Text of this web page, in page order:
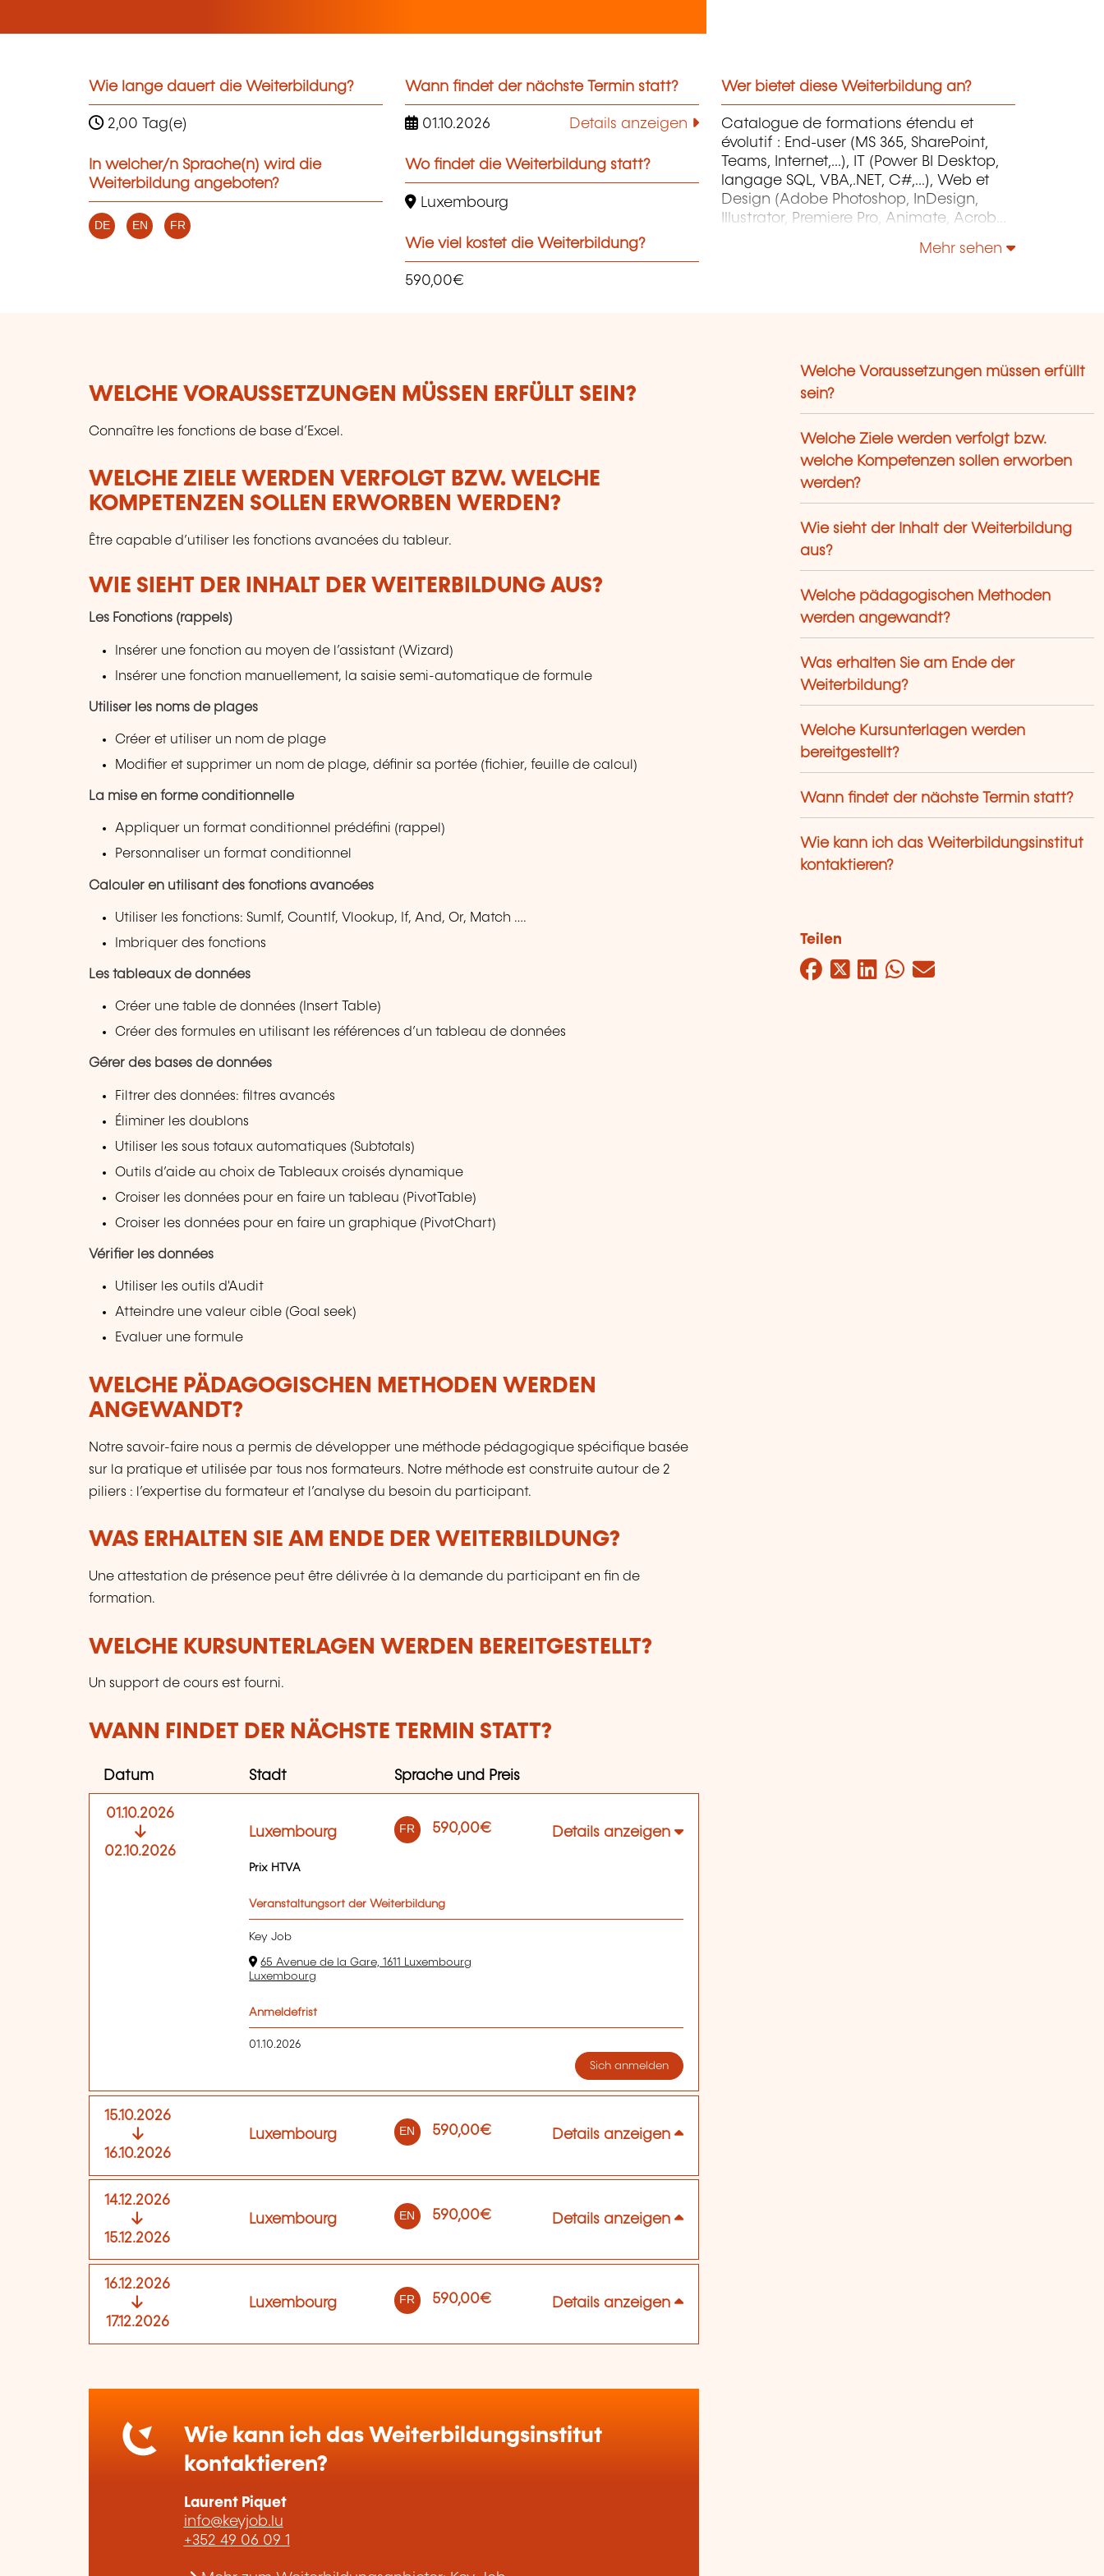
Wie lange dauert die Weiterbildung?
2,00 Tag(e)
In welcher/n Sprache(n) wird die
Weiterbildung angeboten?
DE EN FR
Wann findet der nächste Termin statt?
01.10.2026 Details anzeigen
Wo findet die Weiterbildung statt?
Luxembourg
Wie viel kostet die Weiterbildung?
590,00€
Wer bietet diese Weiterbildung an?
Catalogue de formations étendu et
évolutif : End-user (MS 365, SharePoint,
Teams, Internet,...), IT (Power BI Desktop,
langage SQL, VBA,.NET, C#,...), Web et
Design (Adobe Photoshop, InDesign,
Illustrator, Premiere Pro, Animate, Acrobat
Project Management (MS Project)
Mehr sehen
WELCHE VORAUSSETZUNGEN MÜSSEN ERFÜLLT SEIN?
Connaître les fonctions de base d’Excel.
WELCHE ZIELE WERDEN VERFOLGT BZW. WELCHE
KOMPETENZEN SOLLEN ERWORBEN WERDEN?
Être capable d’utiliser les fonctions avancées du tableur.
WIE SIEHT DER INHALT DER WEITERBILDUNG AUS?
Les Fonctions (rappels)
Insérer une fonction au moyen de l’assistant (Wizard)
Insérer une fonction manuellement, la saisie semi-automatique de formule
Utiliser les noms de plages
Créer et utiliser un nom de plage
Modifier et supprimer un nom de plage, définir sa portée (fichier, feuille de calcul)
La mise en forme conditionnelle
Appliquer un format conditionnel prédéfini (rappel)
Personnaliser un format conditionnel
Calculer en utilisant des fonctions avancées
Utiliser les fonctions: SumIf, CountIf, Vlookup, If, And, Or, Match ….
Imbriquer des fonctions
Les tableaux de données
Créer une table de données (Insert Table)
Créer des formules en utilisant les références d’un tableau de données
Gérer des bases de données
Filtrer des données: filtres avancés
Éliminer les doublons
Utiliser les sous totaux automatiques (Subtotals)
Outils d’aide au choix de Tableaux croisés dynamique
Croiser les données pour en faire un tableau (PivotTable)
Croiser les données pour en faire un graphique (PivotChart)
Vérifier les données
Utiliser les outils d'Audit
Atteindre une valeur cible (Goal seek)
Evaluer une formule
WELCHE PÄDAGOGISCHEN METHODEN WERDEN
ANGEWANDT?
Notre savoir-faire nous a permis de développer une méthode pédagogique spécifique basée
sur la pratique et utilisée par tous nos formateurs. Notre méthode est construite autour de 2
piliers : l’expertise du formateur et l’analyse du besoin du participant.
WAS ERHALTEN SIE AM ENDE DER WEITERBILDUNG?
Une attestation de présence peut être délivrée à la demande du participant en fin de
formation.
WELCHE KURSUNTERLAGEN WERDEN BEREITGESTELLT?
Un support de cours est fourni.
WANN FINDET DER NÄCHSTE TERMIN STATT?
Datum Stadt Sprache und Preis
01.10.2026
02.10.2026
Luxembourg FR 590,00€ Details anzeigen
Prix HTVA
Veranstaltungsort der Weiterbildung
Key Job
65 Avenue de la Gare, 1611 Luxembourg
Luxembourg
Anmeldefrist
01.10.2026
Sich anmelden
15.10.2026
16.10.2026
Luxembourg EN 590,00€ Details anzeigen
14.12.2026
15.12.2026
Luxembourg EN 590,00€ Details anzeigen
16.12.2026
17.12.2026
Luxembourg FR 590,00€ Details anzeigen
Wie kann ich das Weiterbildungsinstitut
kontaktieren?
Laurent Piquet
info@keyjob.lu
+352 49 06 09 1
Welche Voraussetzungen müssen erfüllt
sein?
Welche Ziele werden verfolgt bzw.
welche Kompetenzen sollen erworben
werden?
Wie sieht der Inhalt der Weiterbildung
aus?
Welche pädagogischen Methoden
werden angewandt?
Was erhalten Sie am Ende der
Weiterbildung?
Welche Kursunterlagen werden
bereitgestellt?
Wann findet der nächste Termin statt?
Wie kann ich das Weiterbildungsinstitut
kontaktieren?
Teilen
Facebook
Twitter
LinkedIn
WhatsApp
Mail